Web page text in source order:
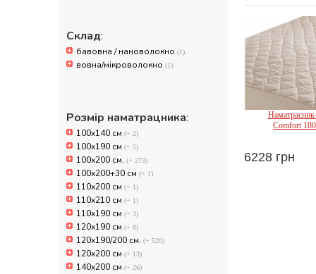
Склад:
бавовна / нановолокно (1)
вовна/мікроволокно (1)
Розмір наматрацника:
100x140 см (+ 2)
100х190 см (+ 5)
100х200 см. (+ 273)
100х200+30 см (+ 1)
110x200 см (+ 1)
110x210 см (+ 1)
110х190 см (+ 3)
120х190 см (+ 8)
120х190/200 см. (+ 520)
120х200 см (+ 13)
140x200 см (+ 26)
Comfort
6228 грн